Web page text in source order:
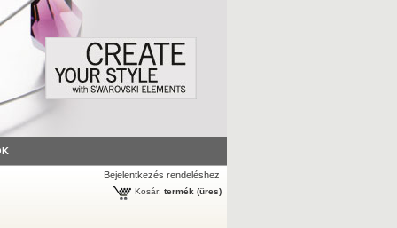
Bejelentkezés rendeléshez
Kosár: termék (üres)